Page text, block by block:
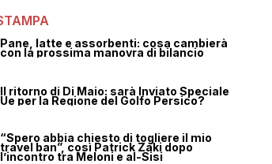
Pane, latte e assorbenti: cosa cambierà
con la prossima manovra di bilancio
Il ritorno di Di Maio: sarà Inviato Speciale
Ue per la Regione del Golfo Persico?
“Spero abbia chiesto di togliere il mio
travel ban”, così Patrick Zaki dopo
l’incontro tra Meloni e al-Sisi